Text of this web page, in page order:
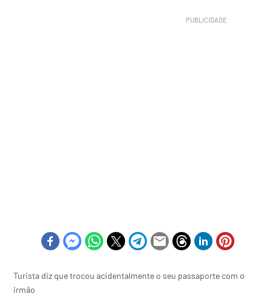
Turista diz que trocou acidentalmente o seu passaporte com o
irmão